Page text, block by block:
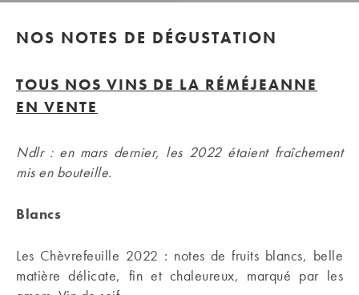
NOS NOTES DE DÉGUSTATION
TOUS NOS VINS DE LA RÉMÉJEANNE
EN VENTE
Ndlr : en mars dernier, les 2022 étaient fraîchement
mis en bouteille.
Blancs
Les Chèvrefeuille 2022 : notes de fruits blancs, belle
matière délicate, fin et chaleureux, marqué par les